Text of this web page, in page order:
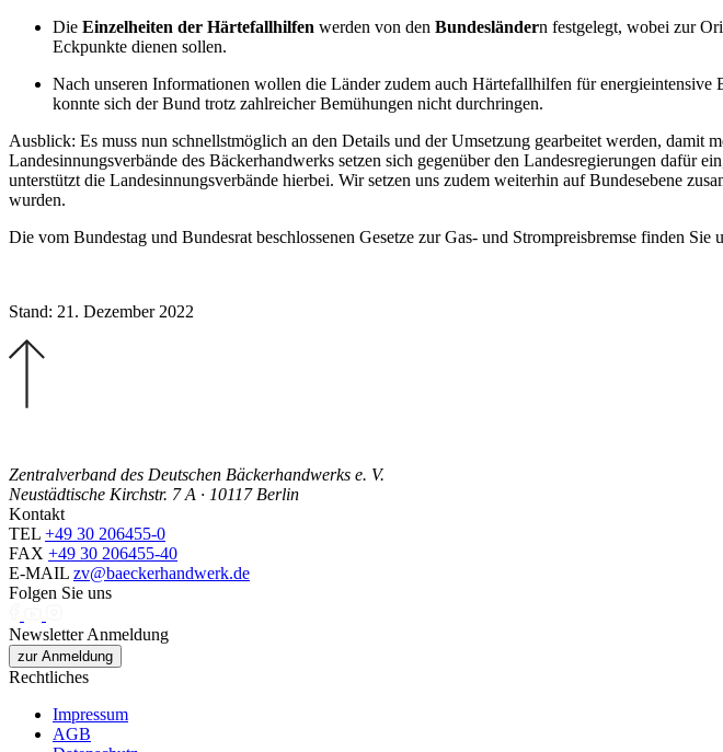
Die Einzelheiten der Härtefallhilfen werden von den Bundesländern festgelegt, wobei zur
Eckpunkte dienen sollen.
Nach unseren Informationen wollen die Länder zudem auch Härtefallhilfen für
konnte sich der Bund trotz zahlreicher Bemühungen nicht durchringen.
Ausblick: Es muss nun schnellstmöglich an den Details und der Umsetzung gearbeitet werden,
Landesinnungsverbände des Bäckerhandwerks setzen sich gegenüber den Landesregierungen
unterstützt die Landesinnungsverbände hierbei. Wir setzen uns zudem weiterhin auf Bundesebene
wurden.
Die vom Bundestag und Bundesrat beschlossenen Gesetze zur Gas- und Strompreisbremse finden Sie
Stand: 21. Dezember 2022
Zentralverband des Deutschen Bäckerhandwerks e. V.
Neustädtische Kirchstr. 7 A · 10117 Berlin
Kontakt
TEL +49 30 206455-0
FAX +49 30 206455-40
E-MAIL zv@baeckerhandwerk.de
Folgen Sie uns
Newsletter Anmeldung
zur Anmeldung
Rechtliches
Impressum
AGB